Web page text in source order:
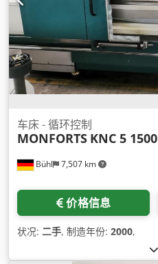
Bühl 7,507 km
车床 - 循环控制
MONFORTS KNC 5 1500
价格信息
状况: 二手, 制造年份: 2000,